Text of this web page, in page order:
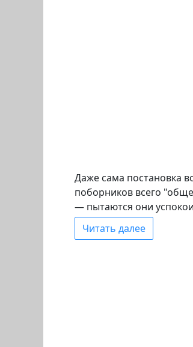
Даже сама постановка
поборников всего
— пытаются они
Читать далее